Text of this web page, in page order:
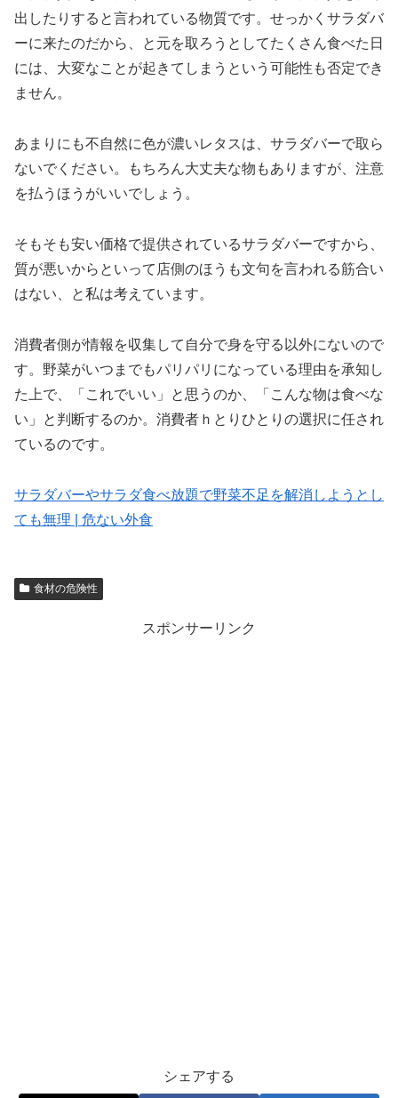
出したりすると言われている物質です。せっかくサラダバ
ーに来たのだから、と元を取ろうとしてたくさん食べた日
には、大変なことが起きてしまうという可能性も否定でき
ません。
あまりにも不自然に色が濃いレタスは、サラダバーで取ら
ないでください。もちろん大丈夫な物もありますが、注意
を払うほうがいいでしょう。
そもそも安い価格で提供されているサラダバーですから、
質が悪いからといって店側のほうも文句を言われる筋合い
はない、と私は考えています。
消費者側が情報を収集して自分で身を守る以外にないので
す。野菜がいつまでもパリパリになっている理由を承知し
た上で、「これでいい」と思うのか、「こんな物は食べな
い」と判断するのか。消費者ｈとりひとりの選択に任され
ているのです。
サラダバーやサラダ食べ放題で野菜不足を解消しようとし
ても無理 | 危ない外食
食材の危険性
スポンサーリンク
シェアする